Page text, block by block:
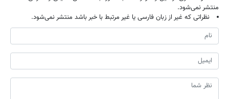
منتشر نمی‌شود.
نظراتی که غیر از زبان فارسی یا غیر مرتبط با خبر باشد منتشر نمی‌شود.